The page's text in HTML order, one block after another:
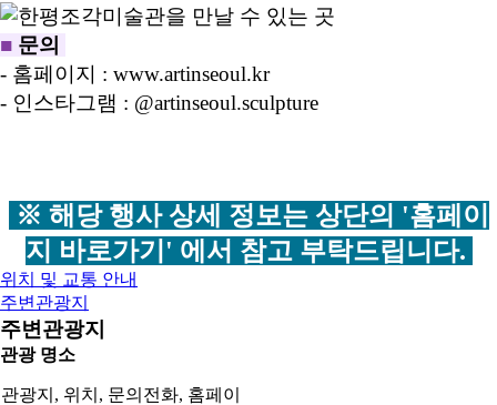
■ 문의
- 홈페이지 : www.artinseoul.kr
- 인스타그램 : @artinseoul.sculpture
※ 해당 행사 상세 정보는 상단의 '홈페이
지 바로가기' 에서 참고 부탁드립니다.
위치 및 교통 안내
주변관광지
주변관광지
관광 명소
관광지, 위치, 문의전화, 홈페이